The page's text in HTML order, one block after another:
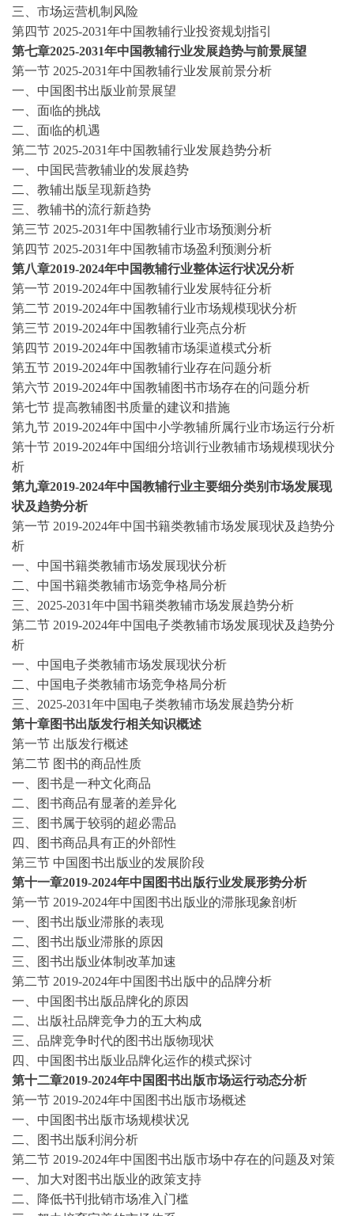
三、市场运营机制风险
第四节 2025-2031年中国教辅行业投资规划指引
第七章2025-2031年中国教辅行业发展趋势与前景展望
第一节 2025-2031年中国教辅行业发展前景分析
一、中国图书出版业前景展望
一、面临的挑战
二、面临的机遇
第二节 2025-2031年中国教辅行业发展趋势分析
一、中国民营教辅业的发展趋势
二、教辅出版呈现新趋势
三、教辅书的流行新趋势
第三节 2025-2031年中国教辅行业市场预测分析
第四节 2025-2031年中国教辅市场盈利预测分析
第八章2019-2024年中国教辅行业整体运行状况分析
第一节 2019-2024年中国教辅行业发展特征分析
第二节 2019-2024年中国教辅行业市场规模现状分析
第三节 2019-2024年中国教辅行业亮点分析
第四节 2019-2024年中国教辅市场渠道模式分析
第五节 2019-2024年中国教辅行业存在问题分析
第六节 2019-2024年中国教辅图书市场存在的问题分析
第七节 提高教辅图书质量的建议和措施
第九节 2019-2024年中国中小学教辅所属行业市场运行分析
第十节 2019-2024年中国细分培训行业教辅市场规模现状分
析
第九章2019-2024年中国教辅行业主要细分类别市场发展现
状及趋势分析
第一节 2019-2024年中国书籍类教辅市场发展现状及趋势分
析
一、中国书籍类教辅市场发展现状分析
二、中国书籍类教辅市场竞争格局分析
三、 2025-2031年中国书籍类教辅市场发展趋势分析
第二节 2019-2024年中国电子类教辅市场发展现状及趋势分
析
一、中国电子类教辅市场发展现状分析
二、中国电子类教辅市场竞争格局分析
三、 2025-2031年中国电子类教辅市场发展趋势分析
第十章图书出版发行相关知识概述
第一节 出版发行概述
第二节 图书的商品性质
一、图书是一种文化商品
二、图书商品有显著的差异化
三、图书属于较弱的超必需品
四、图书商品具有正的外部性
第三节 中国图书出版业的发展阶段
第十一章2019-2024年中国图书出版行业发展形势分析
第一节 2019-2024年中国图书出版业的滞胀现象剖析
一、图书出版业滞胀的表现
二、图书出版业滞胀的原因
三、图书出版业体制改革加速
第二节 2019-2024年中国图书出版中的品牌分析
一、中国图书出版品牌化的原因
二、出版社品牌竞争力的五大构成
三、品牌竞争时代的图书出版物现状
四、中国图书出版业品牌化运作的模式探讨
第十二章2019-2024年中国图书出版市场运行动态分析
第一节 2019-2024年中国图书出版市场概述
一、中国图书出版市场规模状况
二、图书出版利润分析
第二节 2019-2024年中国图书出版市场中存在的问题及对策
一、加大对图书出版业的政策支持
二、降低书刊批销市场准入门槛